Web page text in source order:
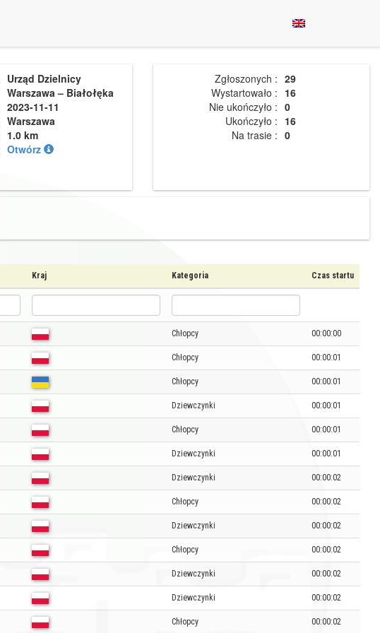
Urząd Dzielnicy
Warszawa – Białołęka
2023-11-11
Warszawa
1.0 km
Otwórz
Zgłoszonych : 29
Wystartowało : 16
Nie ukończyło : 0
Ukończyło : 16
Na trasie : 0
Kraj Kategoria Czas startu
Chłopcy 00:00:00
Chłopcy 00:00:01
Chłopcy 00:00:01
Dziewczynki 00:00:01
Chłopcy 00:00:01
Dziewczynki 00:00:01
Dziewczynki 00:00:02
Chłopcy 00:00:02
Dziewczynki 00:00:02
Chłopcy 00:00:02
Dziewczynki 00:00:02
Dziewczynki 00:00:02
Chłopcy 00:00:02